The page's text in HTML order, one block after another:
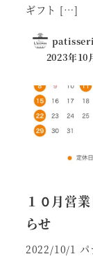
ギフト […]
2023年10
１０月営
らせ
2022/10/1 パ